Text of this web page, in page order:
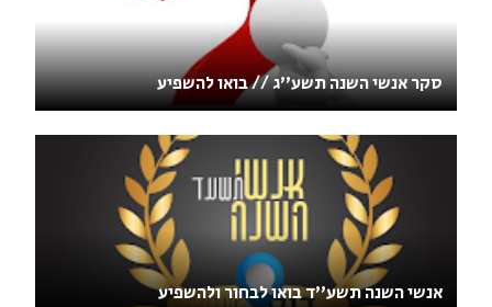
סקר אנשי השנה תשע''ג // בואו להשפיע
אנשי השנה תשע''ד בואו לבחור ולהשפיע